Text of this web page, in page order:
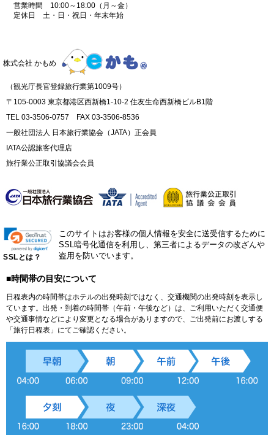
営業時間 10:00～18:00（月～金）
定休日 土・日・祝日・年末年始
株式会社 かもめ
（観光庁長官登録旅行業第1009号）
〒105-0003 東京都港区西新橋1-10-2 住友生命西新橋ビルB1階
TEL 03-3506-0757 FAX 03-3506-8536
一般社団法人 日本旅行業協会（JATA）正会員
IATA公認旅客代理店
旅行業公正取引協議会会員
SSLとは？
このサイトはお客様の個人情報を安全に送受信するために
SSL暗号化通信を利用し、第三者によるデータの改ざんや
盗用を防いでいます。
■時間帯の目安について
日程表内の時間帯はホテルの出発時刻ではなく、交通機関の出発時刻を表示し
ています。出発・到着の時間帯（午前・午後など）は、ご利用いただく交通便
や交通事情などにより変更となる場合がありますので、ご出発前にお渡しする
「旅行日程表」にてご確認ください。